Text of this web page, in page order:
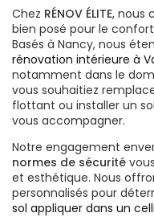
Chez RÉNOV ÉLITE, nous
bien posé pour le
Basés à Nancy, nous
rénovation intérieure à
notamment dans le
vous souhaitiez
flottant ou installer un
vous accompagner.
Notre engagement
normes de sécurité
et esthétique. Nous
personnalisés pour
sol appliquer dans un